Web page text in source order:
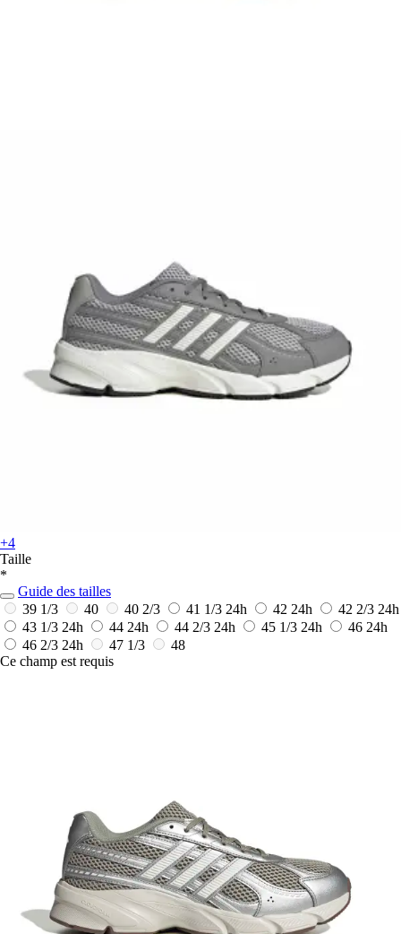
+4
Taille
*
Guide des tailles
39 1/3
40 40 2/3 41 1/3 24h 42 24h 42 2/3 24h
43 1/3 24h 44 24h 44 2/3 24h 45 1/3 24h 46 24h
46 2/3 24h 47 1/3
48
Ce champ est requis